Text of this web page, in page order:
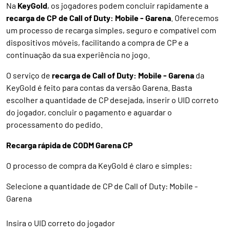
Na KeyGold, os jogadores podem concluir rapidamente a
recarga de CP de Call of Duty: Mobile - Garena . Oferecemos
um processo de recarga simples, seguro e compatível com
dispositivos móveis, facilitando a compra de CP e a
continuação da sua experiência no jogo.
O serviço de recarga de Call of Duty: Mobile - Garena da
KeyGold é feito para contas da versão Garena. Basta
escolher a quantidade de CP desejada, inserir o UID correto
do jogador, concluir o pagamento e aguardar o
processamento do pedido.
Recarga rápida de CODM Garena CP
O processo de compra da KeyGold é claro e simples:
Selecione a quantidade de CP de Call of Duty: Mobile -
Garena
Insira o UID correto do jogador